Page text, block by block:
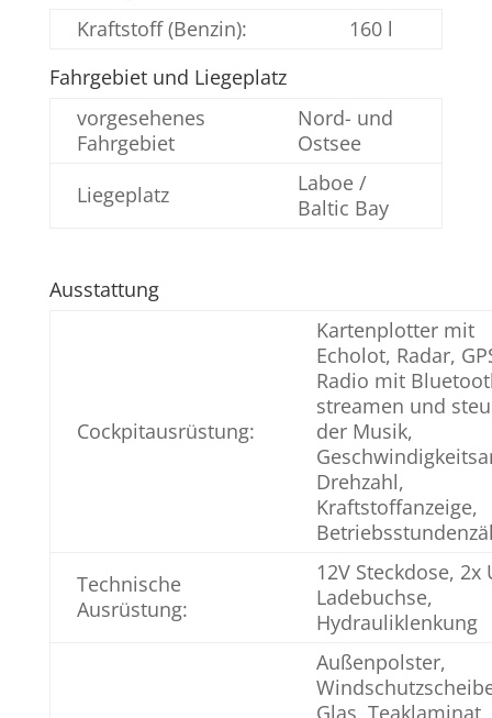
Kraftstoff (Benzin):
160 l
Fahrgebiet und Liegeplatz
vorgesehenes
Fahrgebiet
Nord- und
Ostsee
Liegeplatz
Laboe /
Baltic Bay
Ausstattung
Cockpitausrüstung:
Kartenplotter mit
Echolot, Radar,
Radio mit
streamen und
der Musik,
Drehzahl,
Kraftstoffanzeige,
Technische
Ausrüstung:
12V Steckdose, 2x
Ladebuchse,
Hydrauliklenkung
Außenpolster,
Glas, Teaklaminat,